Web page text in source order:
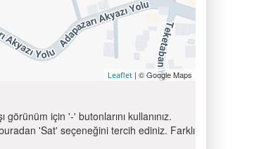
Leaflet | © Google Maps
için '-' butonlarını kullanınız.
'Sat' seçeneğini tercih ediniz. Farklı